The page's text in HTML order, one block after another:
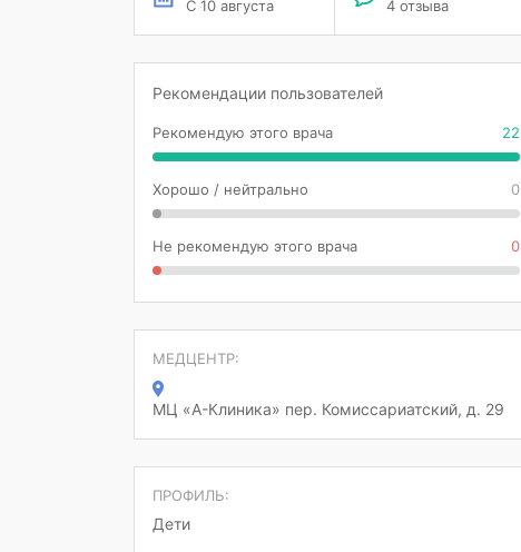
С 10 августа 4 отзыва
Рекомендации пользователей
Рекомендую этого врача 22
Хорошо / нейтрально 0
Не рекомендую этого врача 0
МЕДЦЕНТР:
МЦ «А-Клиника» пер. Комиссариатский, д. 29
ПРОФИЛЬ:
Дети